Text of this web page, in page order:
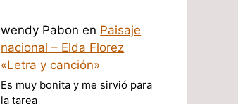
wendy Pabon en Paisaje
nacional – Elda Florez
«Letra y canción»
Es muy bonita y me sirvió para
la tarea